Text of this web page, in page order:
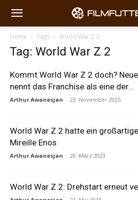
Home Tags World War Z 2
Tag: World War Z 2
Kommt World War Z 2 doch?
nennt das Franchise als eine der...
Arthur Awanesjan - 23. November 2025
World War Z 2 hatte ein
Mireille Enos
Arthur Awanesjan - 20. März 2023
World War Z 2: Drehstart erneut